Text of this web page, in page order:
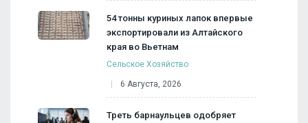
54 тонны куриных лапок впервые
экспортировали из Алтайского
края во Вьетнам
Сельское Хозяйство
6 Августа, 2026
Треть барнаульцев одобряет